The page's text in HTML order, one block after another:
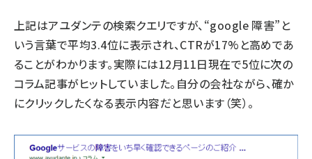
上記はアユダンテの検索クエリですが、“google 障害”と
いう言葉で平均3.4位に表示され、CTRが17%と高めであ
ることがわかります。実際には12月11日現在で5位に次の
コラム記事がヒットしていました。自分の会社ながら、確か
にクリックしたくなる表示内容だと思います（笑）。